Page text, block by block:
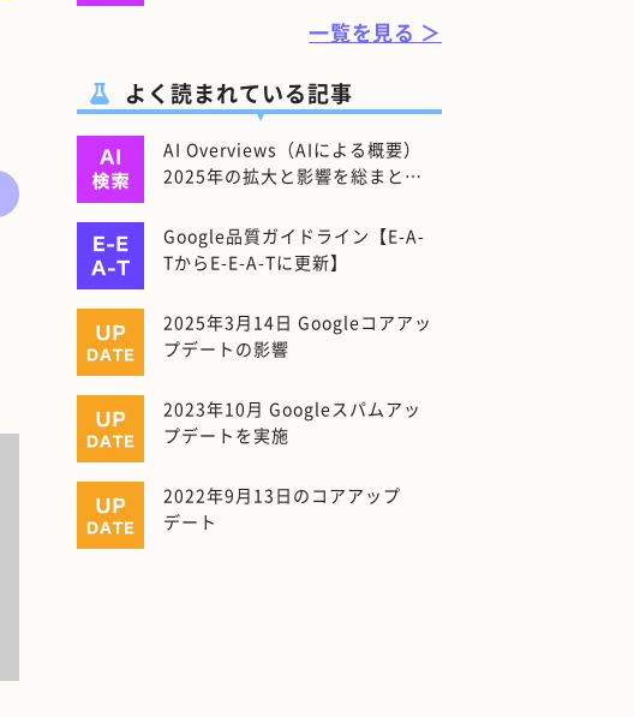
一覧を見る ＞
よく読まれている記事
AI Overviews（AIによる概要）
2025年の拡大と影響を総まとめ
されるための対策
Google品質ガイドライン【E-A-
TからE-E-A-Tに更新】
2025年3月14日 Googleコアアッ
プデートの影響
2023年10月 Googleスパムアッ
プデートを実施
2022年9月13日のコアアップ
デート